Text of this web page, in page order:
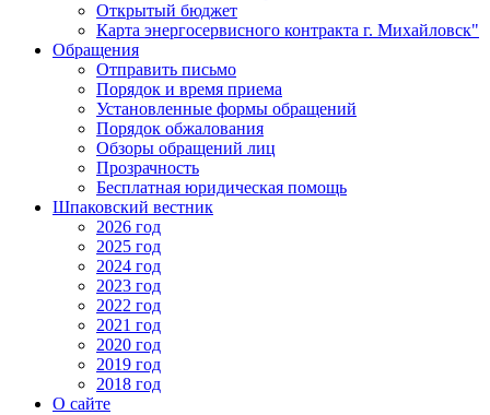
Открытый бюджет
Карта энергосервисного контракта г. Михайловск"
Обращения
Отправить письмо
Порядок и время приема
Установленные формы обращений
Порядок обжалования
Обзоры обращений лиц
Прозрачность
Бесплатная юридическая помощь
Шпаковский вестник
2026 год
2025 год
2024 год
2023 год
2022 год
2021 год
2020 год
2019 год
2018 год
О сайте